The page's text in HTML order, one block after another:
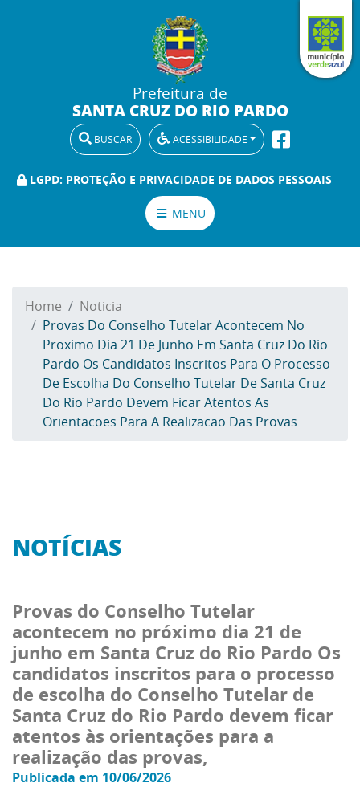
Prefeitura de
SANTA CRUZ DO RIO PARDO
BUSCAR ACESSIBILIDADE
LGPD: PROTEÇÃO E PRIVACIDADE DE DADOS PESSOAIS
MENU
Home
Noticia
Provas Do Conselho Tutelar Acontecem No
Proximo Dia 21 De Junho Em Santa Cruz Do Rio
Pardo Os Candidatos Inscritos Para O Processo
De Escolha Do Conselho Tutelar De Santa Cruz
Do Rio Pardo Devem Ficar Atentos As
Orientacoes Para A Realizacao Das Provas
NOTÍCIAS
Provas do Conselho Tutelar
acontecem no próximo dia 21 de
junho em Santa Cruz do Rio Pardo Os
candidatos inscritos para o processo
de escolha do Conselho Tutelar de
Santa Cruz do Rio Pardo devem ficar
atentos às orientações para a
realização das provas,
Publicada em 10/06/2026